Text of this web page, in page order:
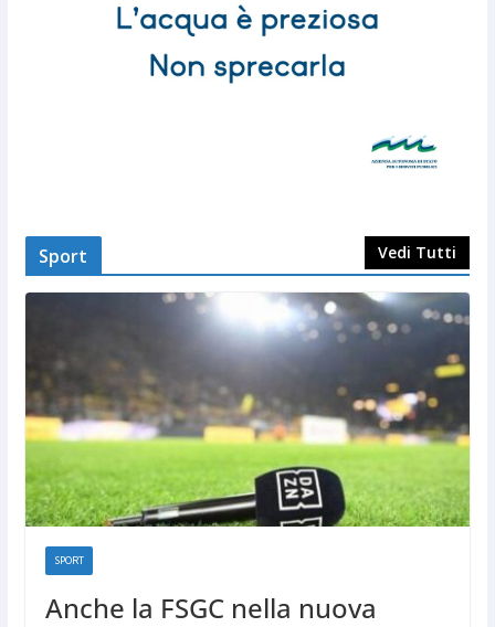
Sport Vedi Tutti
SPORT
Anche la FSGC nella nuova